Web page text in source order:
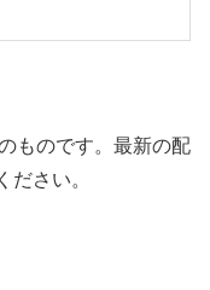
ものです。最新の配
さい。